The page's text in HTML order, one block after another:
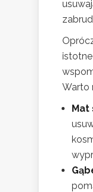
Warto
Mat